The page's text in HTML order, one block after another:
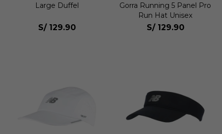
Large Duffel
S/ 129.90
Gorra Running 5 Panel Pro
Run Hat Unisex
S/ 129.90